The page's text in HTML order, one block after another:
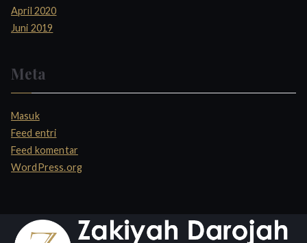
April 2020
Juni 2019
Meta
Masuk
Feed entri
Feed komentar
WordPress.org